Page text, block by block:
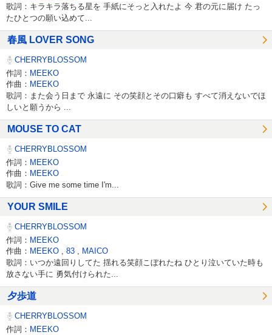
歌詞：キラキラ落ちる星を 手紙にそっと入れたよ 今 君の元に届け たっ
たひとつの願い込めて...
春風 LOVER SONG
CHERRYBLOSSOM
作詞： MEEKO
作曲： MEEKO
歌詞：また会う日まで 永遠に その笑顔とその口癖も すべて消えないでほ
しいと願うから ...
MOUSE TO CAT
CHERRYBLOSSOM
作詞： MEEKO
作曲： MEEKO
歌詞：Give me some time I'm...
YOUR SMILE
CHERRYBLOSSOM
作詞： MEEKO
作曲： MEEKO 83 MAICO
歌詞：いつか遠回りしてた 揺れる笑顔こぼれたね ひとり泣いていた時も
放さない手に 勇気付けられた...
夕歩道
CHERRYBLOSSOM
作詞： MEEKO